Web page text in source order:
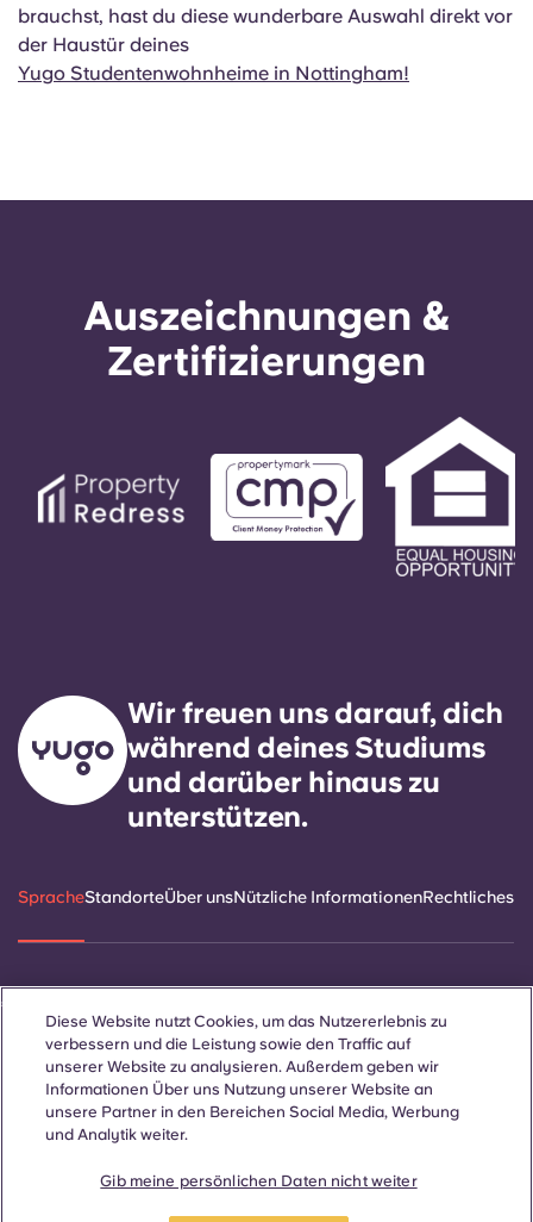
brauchst, hast du diese wunderbare Auswahl direkt vor
der Haustür deines
Yugo Studentenwohnheime in Nottingham!
Auszeichnungen &
Zertifizierungen
Wir freuen uns darauf, dich
während deines Studiums
und darüber hinaus zu
unterstützen.
SpracheStandorteÜber unsNützliche InformationenRechtliches
Kontakt
Diese Website nutzt Cookies, um das Nutzererlebnis zu
verbessern und die Leistung sowie den Traffic auf
unserer Website zu analysieren. Außerdem geben wir
Informationen Über uns Nutzung unserer Website an
unsere Partner in den Bereichen Social Media, Werbung
und Analytik weiter.
Gib meine persönlichen Daten nicht weiter